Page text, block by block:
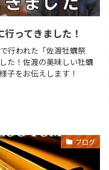
ってきました！
行われた「佐渡牡蠣祭
た！佐渡の美味しい牡蠣
子をお伝えします！
ブログ